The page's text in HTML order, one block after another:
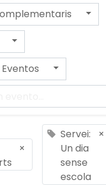
×
Servei:
Un dia
sense
escola
×